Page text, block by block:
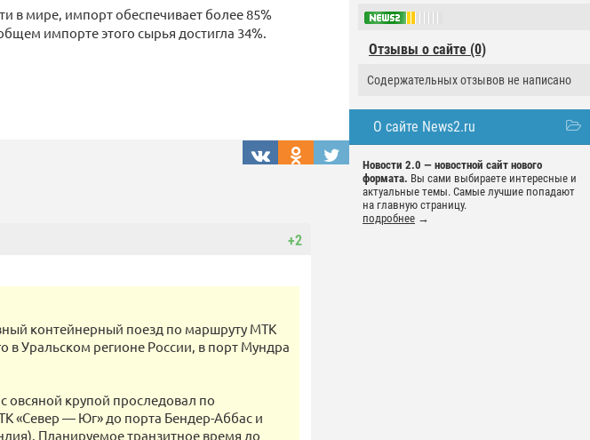
Отзывы о сайте (0)
Содержательных отзывов не написано
О сайте News2.ru
Новости 2.0 — новостной сайт нового
формата. Вы сами выбираете интересные и
актуальные темы. Самые лучшие попадают
на главную страницу.
подробнее →
в мире, импорт обеспечивает более 85%
импорте этого сырья достигла 34%.
+2
контейнерный поезд по маршруту МТК
Уральском регионе России, в порт Мундра
овсяной крупой проследовал по
«Север — Юг» до порта Бендер-Аббас и
Планируемое транзитное время до